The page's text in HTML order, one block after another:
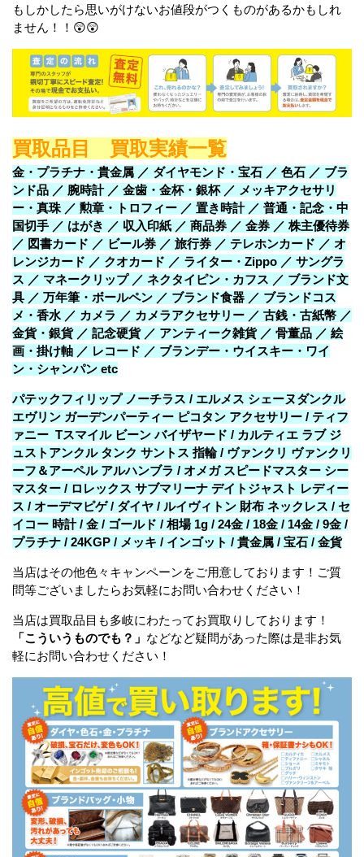
もしかしたら思いがけないお値段がつくものがあるかもしれ
ません！！😲😲
買取品目 買取実績一覧
金・プラチナ・貴金属 ／ ダイヤモンド・宝石 ／ 色石 ／ ブラ
ンド品 ／ 腕時計 ／ 金歯・金杯・銀杯 ／ メッキアクセサリ
ー・真珠 ／ 勲章・トロフィー ／ 置き時計 ／ 普通・記念・中
国切手 ／ はがき ／ 収入印紙 ／ 商品券 ／ 金券 ／ 株主優待券
／ 図書カード ／ ビール券 ／ 旅行券 ／ テレホンカード ／ オ
レンジカード ／ クオカード ／ ライター・Zippo ／ サングラ
ス ／ マネークリップ ／ ネクタイピン・カフス ／ ブランド文
具 ／ 万年筆・ボールペン ／ ブランド食器 ／ ブランドコス
メ・香水 ／ カメラ ／ カメラアクセサリー ／ 古銭・古紙幣 ／
金貨・銀貨 ／ 記念硬貨 ／ アンティーク雑貨 ／ 骨董品 ／ 絵
画・掛け軸 ／ レコード ／ ブランデー・ウイスキー・ワイ
ン・シャンパン etc
パテックフィリップ ノーチラス / エルメス シェーヌダンクル
エヴリン ガーデンパーティー ピコタン アクセサリー / ティフ
ァニー Tスマイル ビーン バイザヤード / カルティエ ラブ ジ
ュストアンクル タンク サントス 指輪 / ヴァンクリ ヴァンクリ
ーフ＆アーペル アルハンブラ / オメガ スピードマスター シー
マスター / ロレックス サブマリーナ デイトジャスト レディー
ス / オーデマピゲ / ダイヤ / ルイヴィトン 財布 ネックレス / セ
イコー 時計 / 金 / ゴールド / 相場 1g / 24金 / 18金 / 14金 / 9金 /
プラチナ / 24KGP / メッキ / インゴット / 貴金属 / 宝石 / 金貨
当店はその他色々キャンペーンをご用意しております！ご質
問等ございましたらお気軽にお問い合わせください！
当店は買取品目も多岐にわたってお買取りしております！
「こういうものでも？」 などなど疑問があった際は是非お気
軽にお問い合わせください！